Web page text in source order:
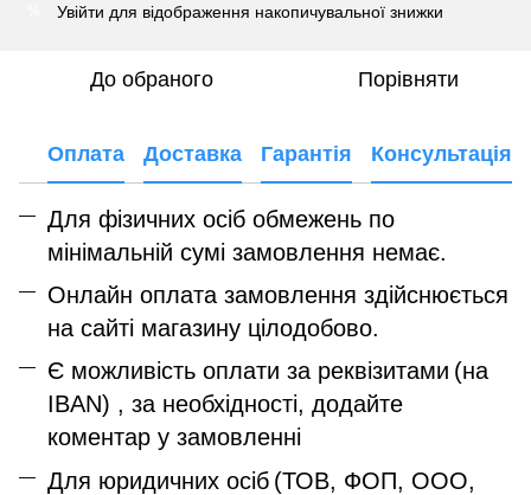
Увійти для відображення накопичувальної знижки
До обраного Порівняти
Оплата Доставка Гарантія Консультація
Для фізичних осіб обмежень по
мінімальній сумі замовлення немає.
Онлайн оплата замовлення здійснюється
на сайті магазину цілодобово.
Є можливість оплати за реквізитами (на
IBAN) , за необхідності, додайте
коментар у замовленні
Для юридичних осіб (ТОВ, ФОП, ООО,